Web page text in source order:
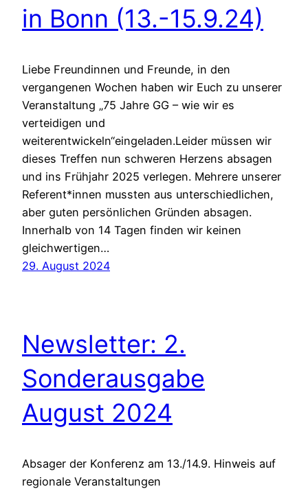
in Bonn (13.-15.9.24)
Liebe Freundinnen und Freunde, in den
vergangenen Wochen haben wir Euch zu unserer
Veranstaltung „75 Jahre GG – wie wir es
verteidigen und
weiterentwickeln“eingeladen.Leider müssen wir
dieses Treffen nun schweren Herzens absagen
und ins Frühjahr 2025 verlegen. Mehrere unserer
Referent*innen mussten aus unterschiedlichen,
aber guten persönlichen Gründen absagen.
Innerhalb von 14 Tagen finden wir keinen
gleichwertigen…
29. August 2024
Newsletter: 2.
Sonderausgabe
August 2024
Absager der Konferenz am 13./14.9. Hinweis auf
regionale Veranstaltungen‌ ‌ ‌ ‌ ‌ ‌ ‌ ‌ ‌ ‌ ‌ ‌ ‌ ‌ ‌ ‌ ‌ ‌ ‌ ‌ ‌ ‌ ‌ ‌ ‌ ‌ ‌ ‌ ‌ ‌ ‌ ‌ ‌ ‌ ‌ ‌ ‌